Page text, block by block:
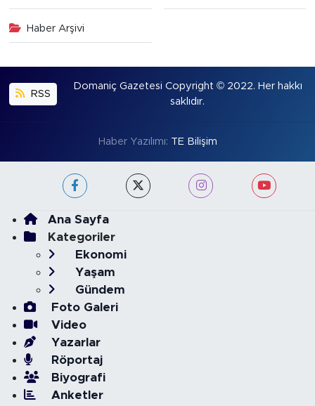
Haber Arşivi
RSS
Domaniç Gazetesi Copyright © 2022. Her hakkı
saklıdır.
Haber Yazılımı: TE Bilişim
Ana Sayfa
Kategoriler
Ekonomi
Yaşam
Gündem
Foto Galeri
Video
Yazarlar
Röportaj
Biyografi
Anketler